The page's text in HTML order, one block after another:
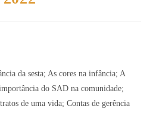
da sesta; As cores na infância; A
do SAD na comunidade;
de uma vida; Contas de gerência